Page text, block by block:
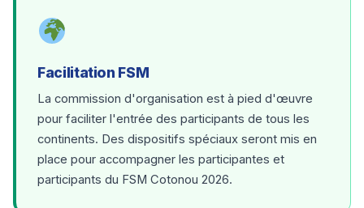
Facilitation FSM
La commission d'organisation est à pied d'œuvre
pour faciliter l'entrée des participants de tous les
continents. Des dispositifs spéciaux seront mis en
place pour accompagner les participantes et
participants du FSM Cotonou 2026.